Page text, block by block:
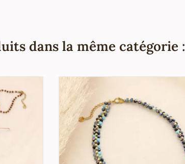
dans la même catégorie :